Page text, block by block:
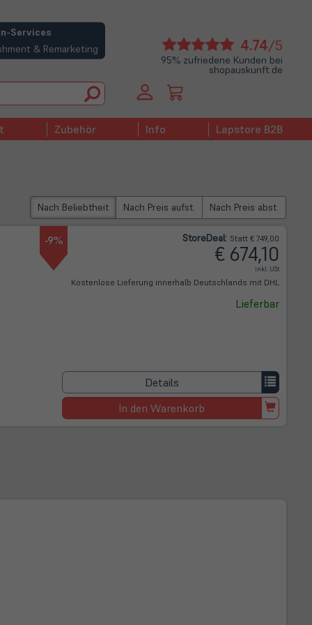
Services
& Remarketing 4.74/5
95% zufriedene Kunden bei
shopauskunft.de
Zubehör Info Lapstore B2B
Nach Beliebtheit Nach Preis aufst. Nach Preis abst.
-9% StoreDeal: Statt € 749,00
€ 674,10
inkl. USt
Kostenlose Lieferung innerhalb Deutschlands mit DHL
Lieferbar
Details
In den Warenkorb